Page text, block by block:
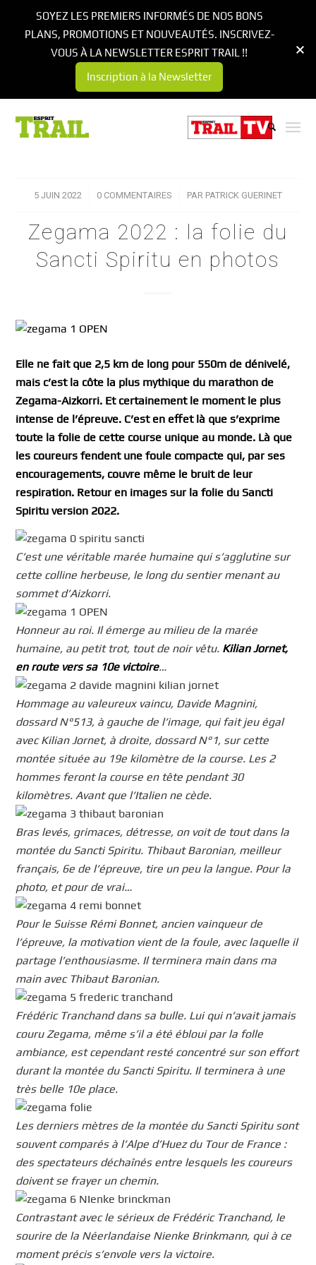
5 JUIN 2022
/ 0 COMMENTAIRES
/ PAR PATRICK GUERINET
Zegama 2022 : la folie du
Sancti Spiritu en photos
Elle ne fait que 2,5 km de long pour 550m de dénivelé,
mais c’est la côte la plus mythique du marathon de
Zegama-Aizkorri. Et certainement le moment le plus
intense de l’épreuve. C’est en effet là que s’exprime
toute la folie de cette course unique au monde. Là que
les coureurs fendent une foule compacte qui, par ses
encouragements, couvre même le bruit de leur
respiration. Retour en images sur la folie du Sancti
Spiritu version 2022.
C’est une véritable marée humaine qui s’agglutine sur
cette colline herbeuse, le long du sentier menant au
sommet d’Aizkorri.
Honneur au roi. Il émerge au milieu de la marée
humaine, au petit trot, tout de noir vêtu. Kilian Jornet,
en route vers sa 10e victoire…
Hommage au valeureux vaincu, Davide Magnini,
dossard N°513, à gauche de l’image, qui fait jeu égal
avec Kilian Jornet, à droite, dossard N°1, sur cette
montée située au 19e kilomètre de la course. Les 2
hommes feront la course en tête pendant 30
kilomètres. Avant que l’Italien ne cède.
Bras levés, grimaces, détresse, on voit de tout dans la
montée du Sancti Spiritu. Thibaut Baronian, meilleur
français, 6e de l’épreuve, tire un peu la langue. Pour la
photo, et pour de vrai…
Pour le Suisse Rémi Bonnet, ancien vainqueur de
l’épreuve, la motivation vient de la foule, avec laquelle il
partage l’enthousiasme. Il terminera main dans ma
main avec Thibaut Baronian.
Frédéric Tranchand dans sa bulle. Lui qui n’avait jamais
couru Zegama, même s’il a été ébloui par la folle
ambiance, est cependant resté concentré sur son effort
durant la montée du Sancti Spiritu. Il terminera à une
très belle 10e place.
Les derniers mètres de la montée du Sancti Spiritu sont
souvent comparés à l’Alpe d’Huez du Tour de France :
des spectateurs déchaînés entre lesquels les coureurs
doivent se frayer un chemin.
Contrastant avec le sérieux de Frédéric Tranchand, le
sourire de la Néerlandaise Nienke Brinkmann, qui à ce
moment précis s’envole vers la victoire.
SOYEZ LES PREMIERS INFORMÉS DE NOS BONS
PLANS, PROMOTIONS ET NOUVEAUTÉS. INSCRIVEZ-
VOUS À LA NEWSLETTER ESPRIT TRAIL !!
Inscription à la Newsletter